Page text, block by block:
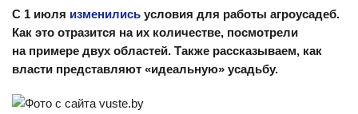
С 1 июля изменились условия для работы агроусадеб.
Как это отразится на их количестве, посмотрели
на примере двух областей. Также рассказываем, как
власти представляют «идеальную» усадьбу.